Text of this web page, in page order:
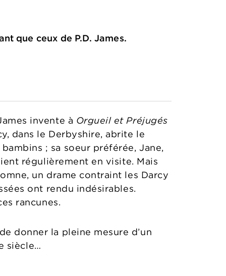
que ceux de P.D. James.
invente à Orgueil et Préjugés
dans le Derbyshire, abrite le
; sa soeur préférée, Jane,
régulièrement en visite. Mais
un drame contraint les Darcy
ont rendu indésirables.
rancunes.
donner la pleine mesure d’un
siècle…